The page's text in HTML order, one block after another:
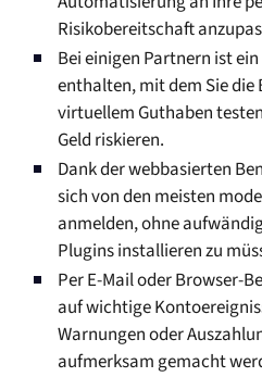
Risikobereitschaft
Bei einigen Partnern ist
enthalten, mit dem Sie
virtuellem Guthaben
Geld riskieren.
Dank der webbasierten
sich von den meisten
anmelden, ohne
Plugins installieren zu
Per E-Mail oder Browser-
auf wichtige
Warnungen oder
aufmerksam gemacht